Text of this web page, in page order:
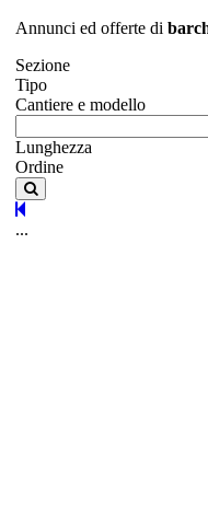
Annunci ed offerte di
Sezione
Tipo
Cantiere e modello
Lunghezza
Ordine
...